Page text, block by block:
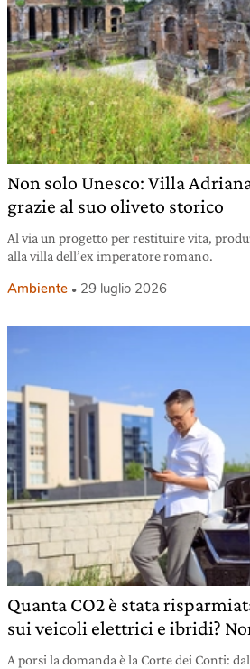
Non solo Unesco: Villa
grazie al suo oliveto storico
Al via un progetto per restituire vita,
alla villa dell’ex imperatore romano.
Ambiente 29 luglio 2026
Quanta CO2 è stata
sui veicoli elettrici e ibridi?
A porsi la domanda è la Corte dei Conti: